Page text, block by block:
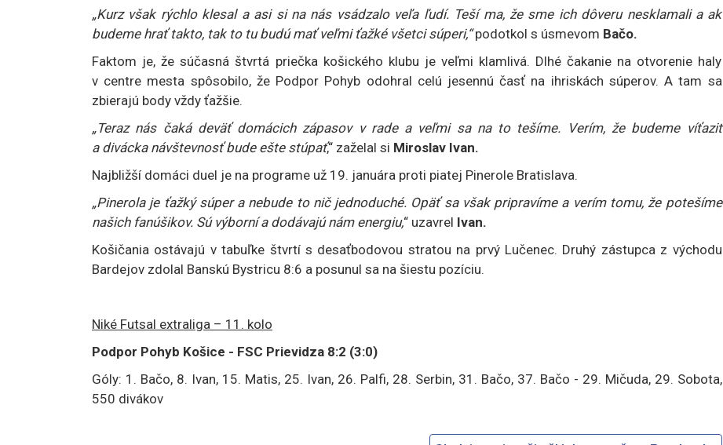
„Kurz však rýchlo klesal a asi si na nás vsádzalo veľa ľudí. Teší ma, že sme ich dôveru nesklamali a ak
budeme hrať takto, tak to tu budú mať veľmi ťažké všetci súperi,“podotkol s úsmevom Bačo.
Faktom je, že súčasná štvrtá priečka košického klubu je veľmi klamlivá. Dlhé čakanie na otvorenie haly
v centre mesta spôsobilo, že Podpor Pohyb odohral celú jesennú časť na ihriskách súperov. A tam sa
zbierajú body vždy ťažšie.
„Teraz nás čaká deväť domácich zápasov v rade a veľmi sa na to tešíme. Verím, že budeme víťaziť
a divácka návštevnosť bude ešte stúpať,“ zaželal si Miroslav Ivan.
Najbližší domáci duel je na programe už 19. januára proti piatej Pinerole Bratislava.
„Pinerola je ťažký súper a nebude to nič jednoduché. Opäť sa však pripravíme a verím tomu, že potešíme
našich fanúšikov. Sú výborní a dodávajú nám energiu,“ uzavrel Ivan.
Košičania ostávajú v tabuľke štvrtí s desaťbodovou stratou na prvý Lučenec. Druhý zástupca z východu
Bardejov zdolal Banskú Bystricu 8:6 a posunul sa na šiestu pozíciu.
Niké Futsal extraliga – 11. kolo
Podpor Pohyb Košice - FSC Prievidza 8:2 (3:0)
Góly: 1. Bačo, 8. Ivan, 15. Matis, 25. Ivan, 26. Palfi, 28. Serbin, 31. Bačo, 37. Bačo - 29. Mičuda, 29. Sobota,
550 divákov